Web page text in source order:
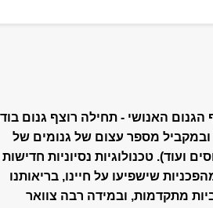
האנושי - תחילה רוצף גנום
ובמקביל מספר עצום של גנומים של
ועוד). טכנולוגיות נסיוניות חדישות
שישפיעו על חיינו, בריאותנו
מתקדמות, ובמידה רבה צוואר